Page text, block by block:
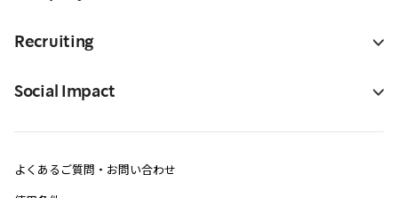
Recruiting
Social Impact
よくあるご質問・お問い合わせ